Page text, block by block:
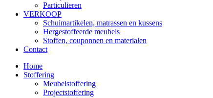
Particulieren
VERKOOP
Schuimartikelen, matrassen en kussens
Hergestoffeerde meubels
Stoffen, couponnen en materialen
Contact
Home
Stoffering
Meubelstoffering
Projectstoffering